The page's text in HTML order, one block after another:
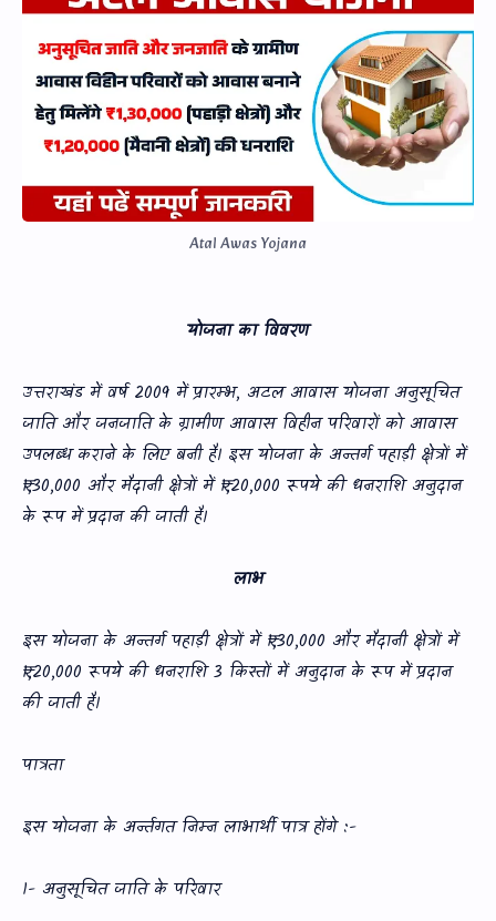
Atal Awas Yojana
योजना का विवरण
उत्तराखंड में वर्ष 2009 में प्रारम्‍भ, अटल आवास योजना अनुसूचित
जाति और जनजाति के ग्रामीण आवास विहीन परिवारों को आवास
उपलब्ध कराने के लिए बनी है। इस योजना के अन्‍तर्ग पहाड़ी क्षेत्रों में
₹1,30,000 और मैदानी क्षेत्रों में ₹1,20,000 रूपये की धनराशि अनुदान
के रूप में प्रदान की जाती है।
लाभ
इस योजना के अन्‍तर्ग पहाड़ी क्षेत्रों में ₹1,30,000 और मैदानी क्षेत्रों में
₹1,20,000 रूपये की धनराशि 3 किस्‍तों में अनुदान के रूप में प्रदान
की जाती है।
पात्रता
इस योजना के अर्न्‍तगत निम्‍न लाभार्थी पात्र होंगे :-
1- अनुसूचित जाति के परिवार